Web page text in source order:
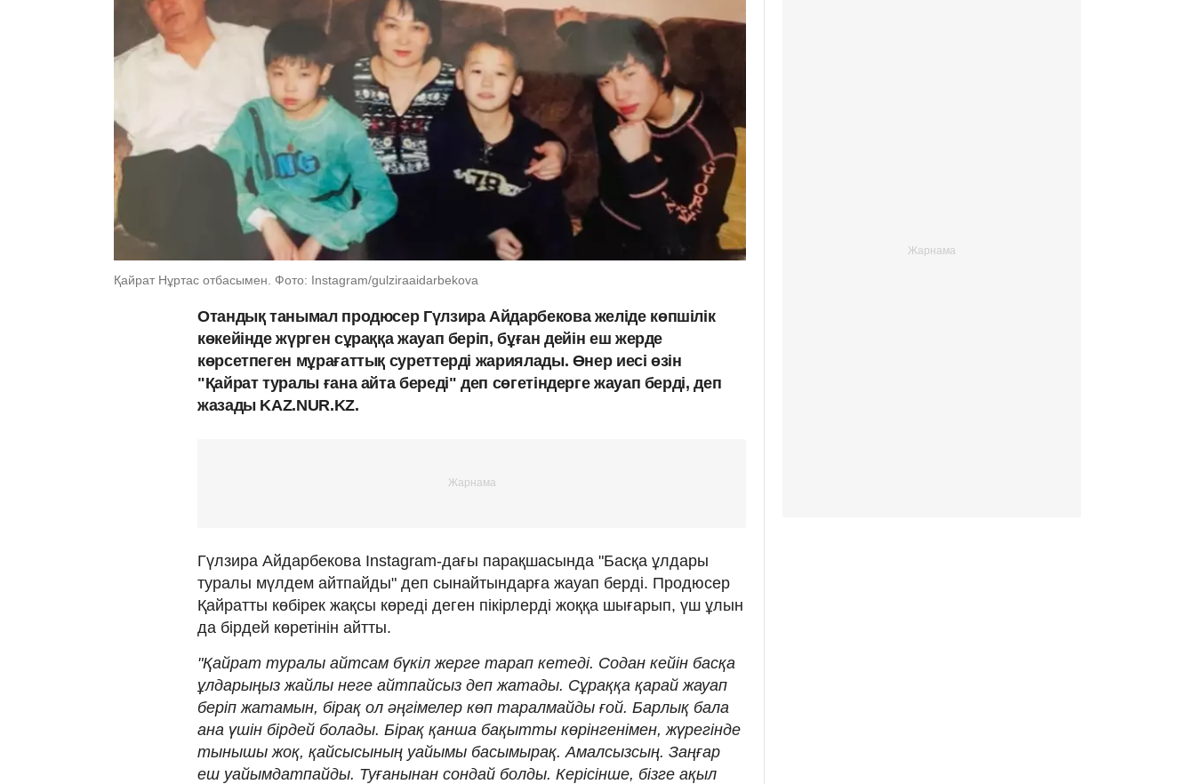
Қайрат Нұртас отбасымен. Фото: Instagram/gulziraaidarbekova
Отандық танымал продюсер Гүлзира Айдарбекова желіде көпшілік
көкейінде жүрген сұраққа жауап беріп, бұған дейін еш жерде
көрсетпеген мұрағаттық суреттерді жариялады. Өнер иесі өзін
"Қайрат туралы ғана айта береді" деп сөгетіндерге жауап берді, деп
жазады KAZ.NUR.KZ.
Гүлзира Айдарбекова Instagram-дағы парақшасында "Басқа ұлдары
туралы мүлдем айтпайды" деп сынайтындарға жауап берді. Продюсер
Қайратты көбірек жақсы көреді деген пікірлерді жоққа шығарып, үш ұлын
да бірдей көретінін айтты.
"Қайрат туралы айтсам бүкіл жерге тарап кетеді. Содан кейін басқа
ұлдарыңыз жайлы неге айтпайсыз деп жатады. Сұраққа қарай жауап
беріп жатамын, бірақ ол әңгімелер көп таралмайды ғой. Барлық бала
ана үшін бірдей болады. Бірақ қанша бақытты көрінгенімен, жүрегінде
тынышы жоқ, қайсысының уайымы басымырақ. Амалсызсың. Заңғар
еш уайымдатпайды. Туғанынан сондай болды. Керісінше, бізге ақыл